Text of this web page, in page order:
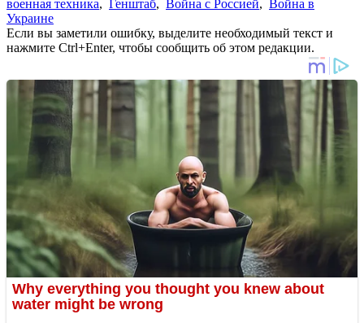
военная техника, Генштаб, Война с Россией, Война в
Украине
Если вы заметили ошибку, выделите необходимый текст и
нажмите Ctrl+Enter, чтобы сообщить об этом редакции.